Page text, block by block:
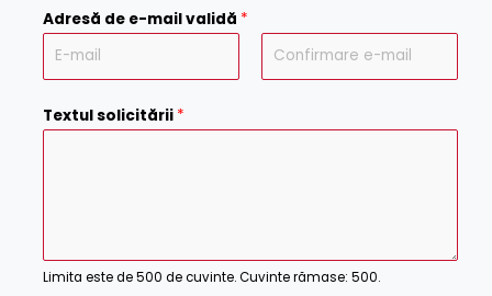
Adresă de e-mail validă *
m
a
n
m
Textul solicitării *
Limita este de 500 de cuvinte. Cuvinte rămase: 500.